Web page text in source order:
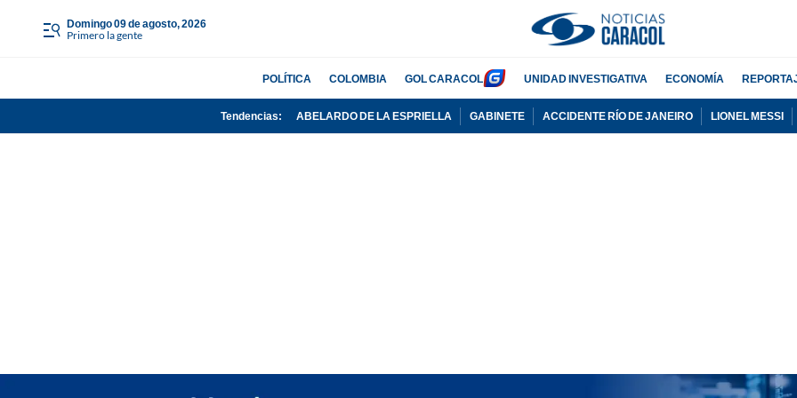
domingo 09 de agosto, 2026
Primero la gente
POLÍTICA COLOMBIA GOL CARACOL UNIDAD INVESTIGATIVA ECONOMÍA
Tendencias: ABELARDO DE LA ESPRIELLA GABINETE ACCIDENTE RÍO DE JANEIRO LIONEL MESSI